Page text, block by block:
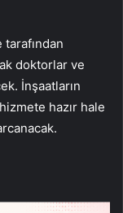
doktorlar ve
İnşaatların
hazır hale